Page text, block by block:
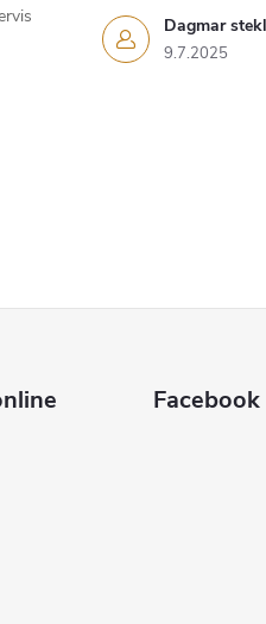
Dagmar
9.7.2025
Facebook